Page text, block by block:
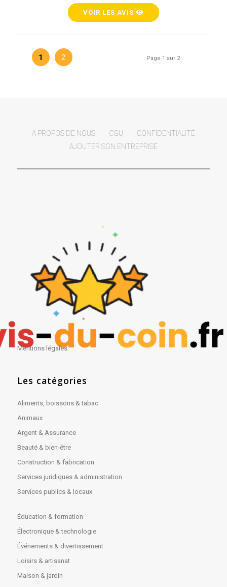
VOIR LES AVIS
Page 1 sur 2
1 2
A PROPOS DE NOUS CGU
CONFIDENTIALITÉ
AJOUTER SON ENTREPRISE
Mentions légales
Les catégories
Aliments, boissons & tabac
Animaux
Argent & Assurance
Beauté & bien-être
Construction & fabrication
Services juridiques & administration
Services publics & locaux
Éducation & formation
Électronique & technologie
Événements & divertissement
Loisirs & artisanat
Maison & jardin